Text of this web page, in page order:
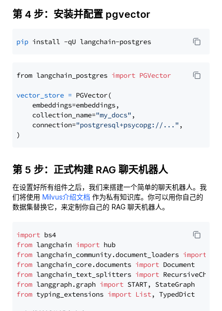
第 4 步：安装并配置 pgvector
pip
from langchain_postgres import PGVector
vector_store = PGVector(
    embeddings=embeddings,
    collection_name=
"my_docs" ,
    connection=
"postgresql+psycopg://..." ,
第 5 步：正式构建 RAG 聊天机器人
在设置好所有组件之后，我们来搭建一个简单的聊天机器人。我
们将使用 Milvus介绍文档 作为私有知识库。你可以用你自己的
数据集替换它，来定制你自己的 RAG 聊天机器人。
import
from langchain import
from langchain_community.document_loaders import
from langchain_core.documents import
from langchain_text_splitters import
from langgraph.graph import
from typing_extensions import List, TypedDict